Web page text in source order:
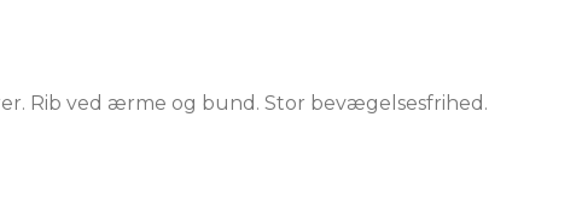
Rib ved ærme og bund. Stor bevægelsesfrihed.